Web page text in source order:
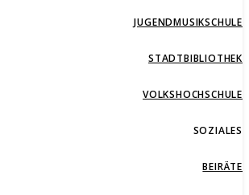
JUGENDMUSIKSCHULE
STADTBIBLIOTHEK
VOLKSHOCHSCHULE
SOZIALES
BEIRÄTE